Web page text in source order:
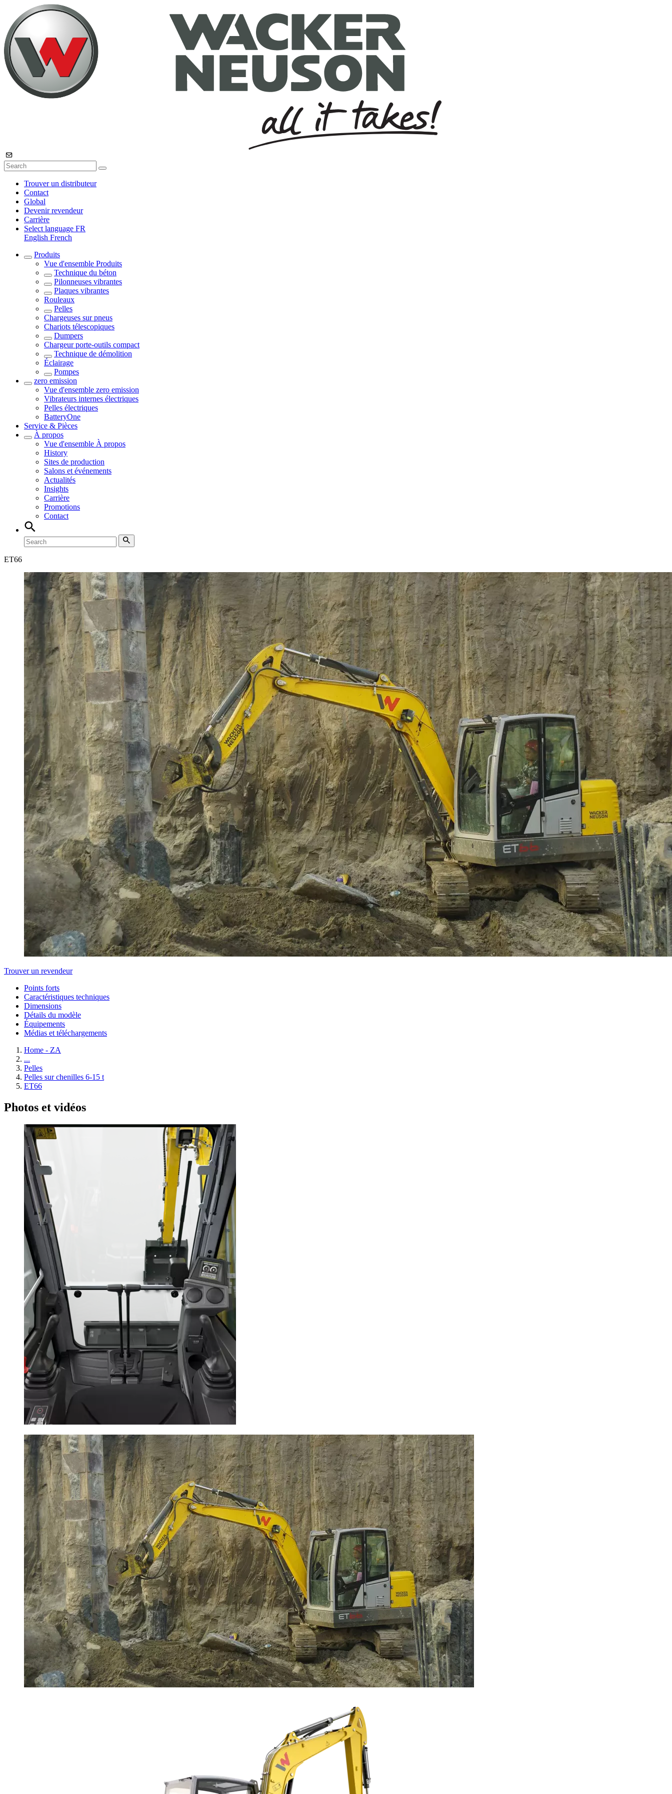
Trouver un distributeur
Contact
Global
Devenir revendeur
Carrière
Select language FR
English French
Produits
Vue d'ensemble Produits
Technique du béton
Pilonneuses vibrantes
Plaques vibrantes
Rouleaux
Pelles
Chargeuses sur pneus
Chariots télescopiques
Dumpers
Chargeur porte-outils compact
Technique de démolition
Éclairage
Pompes
zero emission
Vue d'ensemble zero emission
Vibrateurs internes électriques
Pelles électriques
BatteryOne
Service & Pièces
À propos
Vue d'ensemble À propos
History
Sites de production
Salons et événements
Actualités
Insights
Carrière
Promotions
Contact
ET66
Trouver un revendeur
Points forts
Caractéristiques techniques
Dimensions
Détails du modèle
Équipements
Médias et téléchargements
Home - ZA
...
Pelles
Pelles sur chenilles 6-15 t
ET66
Photos et vidéos